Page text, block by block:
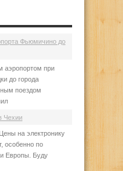
Фьюмичино до
аэропортом при
до города
поездом
Чехии
на электронику
особенно по
Европы. Буду